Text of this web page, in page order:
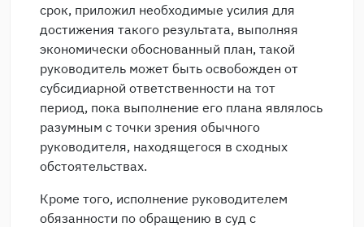
срок, приложил необходимые усилия для
достижения такого результата, выполняя
экономически обоснованный план, такой
руководитель может быть освобожден от
субсидиарной ответственности на тот
период, пока выполнение его плана являлось
разумным с точки зрения обычного
руководителя, находящегося в сходных
обстоятельствах.
Кроме того, исполнение руководителем
обязанности по обращению в суд с